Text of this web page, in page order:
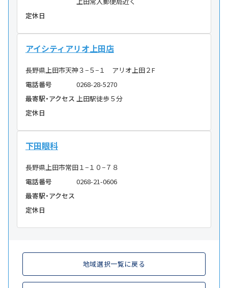
定休日
アイシティアリオ上田店
長野県上田市天神３−５−１ アリオ上田２F
電話番号
0268-28-5270
最寄駅・アクセス 上田駅徒歩５分
定休日
下田眼科
長野県上田市常田１−１０−７８
電話番号
0268-21-0606
最寄駅・アクセス
定休日
地域選択一覧に戻る